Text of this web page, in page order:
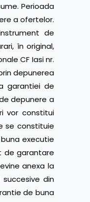
Perioada
a ofertelor.
de
în original,
CF Iasi nr.
prin depunerea
garantiei de
depunere a
vor constitui
se constituie
executie
de garantare
anexa la
din
de buna